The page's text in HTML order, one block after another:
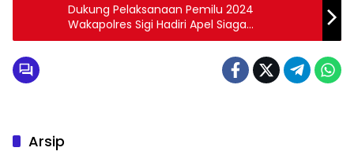
Dukung Pelaksanaan Pemilu 2024
Wakapolres Sigi Hadiri Apel Siaga
Pengawasan Pemilu 2024
Arsip